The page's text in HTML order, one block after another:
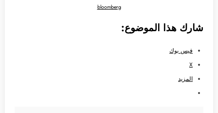
bloomberg
شارك هذا الموضوع:
فيس بوك
X
المزيد